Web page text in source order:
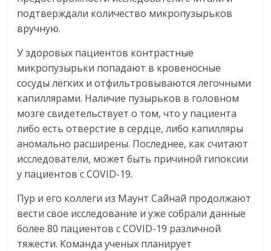
подтверждали количество микропузырьков
вручную.
У здоровых пациентов контрастные
микропузырьки попадают в кровеносные
сосуды легких и отфильтровываются легочными
капиллярами. Наличие пузырьков в головном
мозге свидетельствует о том, что у пациента
либо есть отверстие в сердце, либо капилляры
аномально расширены. Последнее, как считают
исследователи, может быть причиной гипоксии
у пациентов с COVID-19.
Пур и его коллеги из Маунт Сайнай продолжают
вести свое исследование и уже собрали данные
более 80 пациентов с COVID-19 различной
тяжести. Команда ученых планирует